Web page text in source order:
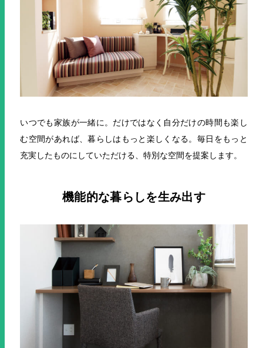
いつでも家族が⼀緒に。だけではなく⾃分だけの時間も楽し
む空間があれば、暮らしはもっと楽しくなる。 毎日をもっと
充実したものにしていただける、特別な空間を提案します。
機能的な暮らしを生み出す